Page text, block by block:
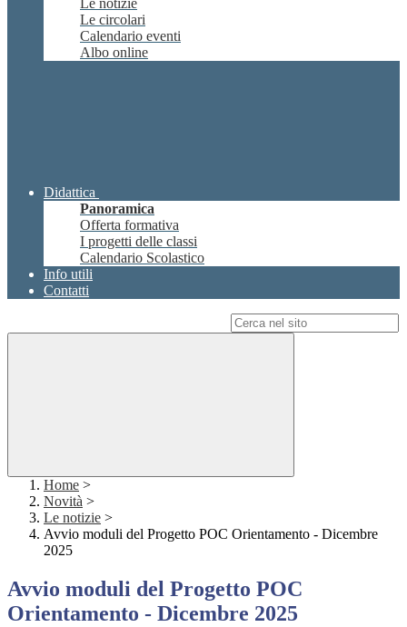
Le notizie
Le circolari
Calendario eventi
Albo online
Didattica
Panoramica
Offerta formativa
I progetti delle classi
Calendario Scolastico
Info utili
Contatti
Home >
Novità >
Le notizie >
Avvio moduli del Progetto POC Orientamento - Dicembre
2025
Avvio moduli del Progetto POC
Orientamento - Dicembre 2025